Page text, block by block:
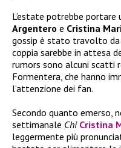
L’estate potrebbe
Argentero e Cristina
gossip è stato travolto da
coppia sarebbe in attesa
rumors sono alcuni scatti
Formentera, che hanno
l’attenzione dei fan.
Secondo quanto emerso,
settimanale Chi Cristina
leggermente più